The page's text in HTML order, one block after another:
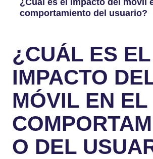
comportamiento del usuario?
¿CUÁL ES EL
IMPACTO
MÓVIL EN EL
O DEL